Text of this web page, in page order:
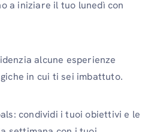
a iniziare il tuo lunedì con
alcune esperienze
in cui ti sei imbattuto.
condividi i tuoi obiettivi e le